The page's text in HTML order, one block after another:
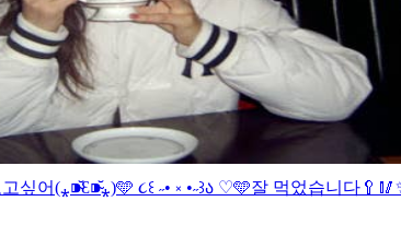
고싶어(⁎⁍̴̆Ɛ⁍̴̆⁎)🩵 ૮꒰ ˶• ༝ •˶꒱ა ♡🩵잘 먹었습니다🥄🥢